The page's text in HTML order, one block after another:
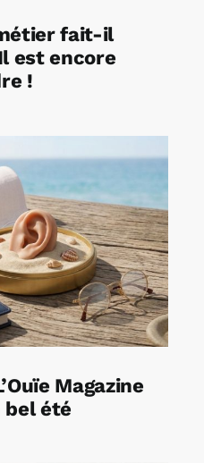
fait-il
est encore
!
Magazine
bel été